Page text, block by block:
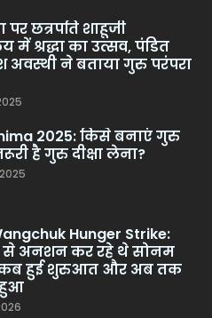
पर छत्रपति शाहूजी
में श्रद्धा का उत्सव, पंडित
अवस्थी ने बताया गुरु परंपरा
2025: किसे बनाएं गुरु
है गुरु दीक्षा लेना?
Hunger Strike:
से अनशन कर रहे थे सोनम
हुई शुरुआत और अब तक
हुआ